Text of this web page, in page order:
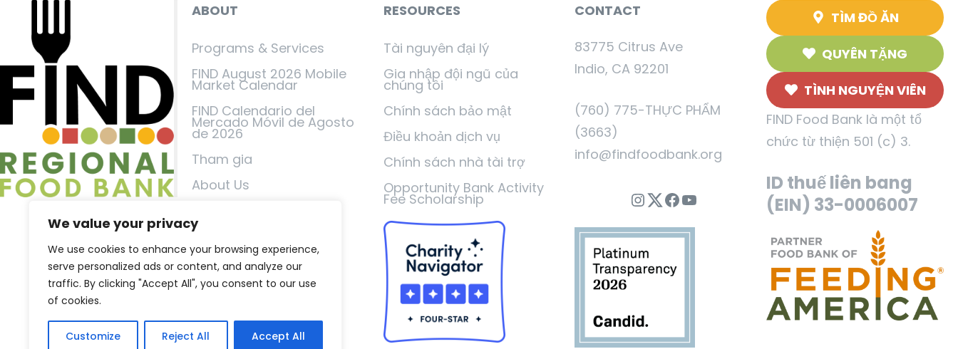
We value your privacy
We use cookies to enhance your browsing experience,
serve personalized ads or content, and analyze our
traffic. By clicking "Accept All", you consent to our use
of cookies.
Customize Reject All Accept All
ABOUT
Programs & Services
FIND August 2026 Mobile
Market Calendar
FIND Calendario del
Mercado Móvil de Agosto
de 2026
Tham gia
About Us
FIND in the News
Liên hệ chúng tôi
Chính sách bảo mật
RESOURCES
Tài nguyên đại lý
Gia nhập đội ngũ của
chúng tôi
Chính sách bảo mật
Điều khoản dịch vụ
Chính sách nhà tài trợ
Opportunity Bank Activity
Fee Scholarship
CONTACT
83775 Citrus Ave
Indio, CA 92201
(760) 775-THỰC PHẨM
(3663)
info@findfoodbank.org
Instagram
Twitter
Facebook
Youtube
TÌM ĐỒ ĂN
QUYÊN TẶNG
TÌNH NGUYỆN VIÊN
FIND Food Bank là một tổ
chức từ thiện 501 (c) 3.
ID thuế liên bang
(EIN) 33-0006007